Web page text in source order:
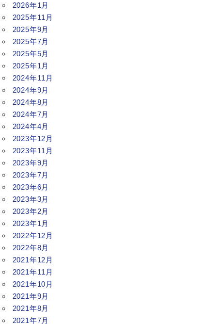
2026年1月
2025年11月
2025年9月
2025年7月
2025年5月
2025年1月
2024年11月
2024年9月
2024年8月
2024年7月
2024年4月
2023年12月
2023年11月
2023年9月
2023年7月
2023年6月
2023年3月
2023年2月
2023年1月
2022年12月
2022年8月
2021年12月
2021年11月
2021年10月
2021年9月
2021年8月
2021年7月